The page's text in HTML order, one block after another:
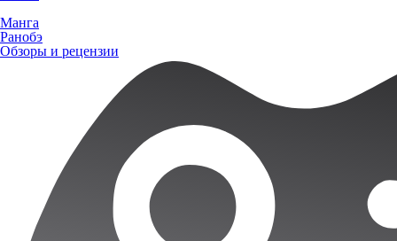
Манга
Ранобэ
Обзоры и рецензии